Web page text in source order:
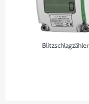
Blitzschlagzähler